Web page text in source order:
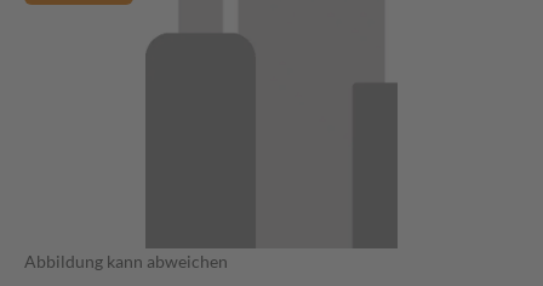
Abbildung kann abweichen